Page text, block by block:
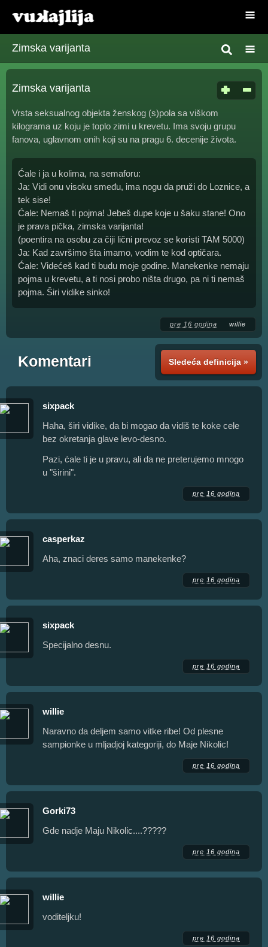
Zimska varijanta
Zimska varijanta
Vrsta seksualnog objekta ženskog (s)pola sa viškom
kilograma uz koju je toplo zimi u krevetu. Ima svoju grupu
fanova, uglavnom onih koji su na pragu 6. decenije života.
Ćale i ja u kolima, na semaforu:
Ja: Vidi onu visoku smeđu, ima nogu da pruži do Loznice, a
tek sise!
Ćale: Nemaš ti pojma! Jebeš dupe koje u šaku stane! Ono
je prava pička, zimska varijanta!
(poentira na osobu za čiji lični prevoz se koristi TAM 5000)
Ja: Kad završimo šta imamo, vodim te kod optičara.
Ćale: Videćeš kad ti budu moje godine. Manekenke nemaju
pojma u krevetu, a ti nosi probo ništa drugo, pa ni ti nemaš
pojma. Širi vidike sinko!
pre 16 godina willie
Sledeća definicija »
Komentari
sixpack
Haha, širi vidike, da bi mogao da vidiš te koke cele
bez okretanja glave levo-desno.
Pazi, ćale ti je u pravu, ali da ne preterujemo mnogo
u "širini".
pre 16 godina
casperkaz
Aha, znaci deres samo manekenke?
pre 16 godina
sixpack
Specijalno desnu.
pre 16 godina
willie
Naravno da deljem samo vitke ribe! Od plesne
sampionke u mljadjoj kategoriji, do Maje Nikolic!
pre 16 godina
Gorki73
Gde nadje Maju Nikolic....?????
pre 16 godina
willie
voditeljku!
pre 16 godina